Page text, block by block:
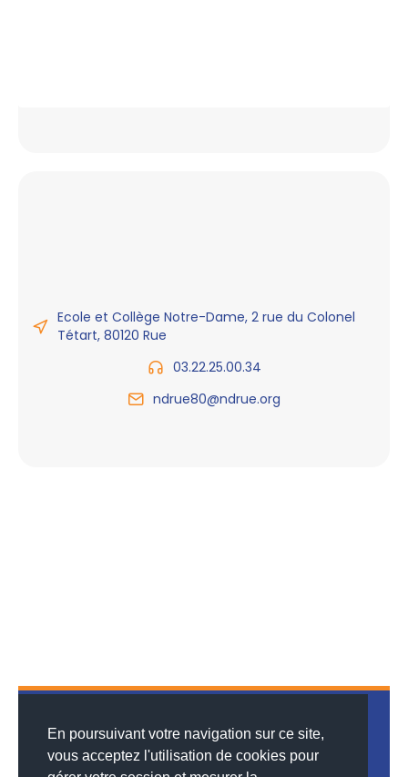
En poursuivant votre navigation sur ce site,
vous acceptez l'utilisation de cookies pour
Ecole et Collège Notre-Dame, 2 rue du Colonel
Tétart, 80120 Rue
03.22.25.00.34
ndrue80@ndrue.org